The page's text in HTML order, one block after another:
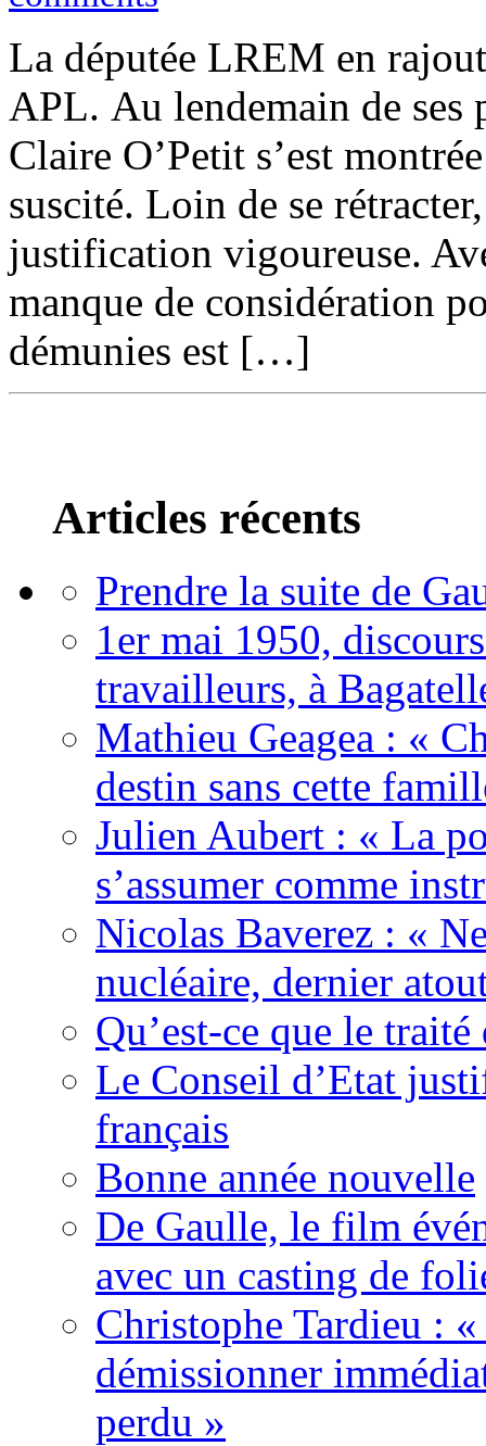
La députée LREM en
APL. Au lendemain de ses
Claire O’Petit s’est
suscité. Loin de se
justification vigoureuse.
manque de considération
démunies est […]
Articles récents
Prendre la suite de
1er mai 1950,
travailleurs, à
Mathieu Geagea : «
destin sans cette
Julien Aubert : « La
s’assumer comme
Nicolas Baverez : «
nucléaire, dernier
Qu’est-ce que le traité
Le Conseil d’Etat
français
Bonne année nouvelle
De Gaulle, le film
avec un casting de
Christophe Tardieu : «
démissionner
perdu »